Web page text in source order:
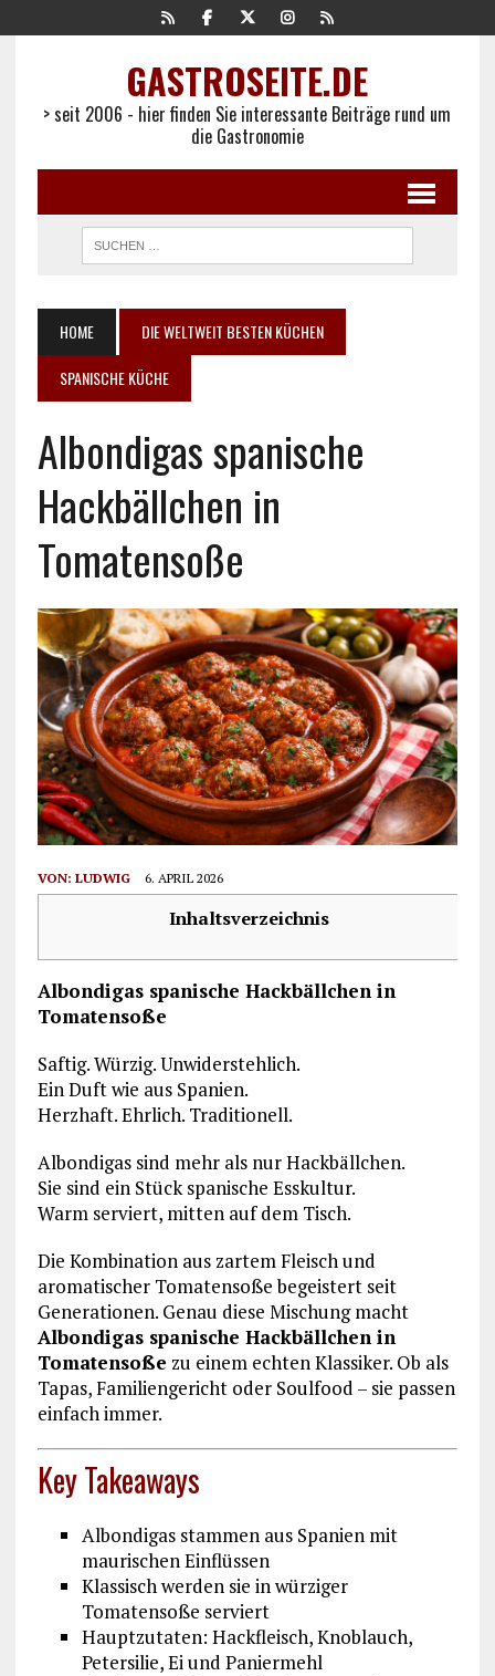
GASTROSEITE.DE
> seit 2006 - hier finden Sie interessante Beiträge rund um
die Gastronomie
HOME
DIE WELTWEIT BESTEN KÜCHEN
SPANISCHE KÜCHE
Albondigas spanische
Hackbällchen in
Tomatensoße
VON: LUDWIG 6. APRIL 2026
Inhaltsverzeichnis
Albondigas spanische Hackbällchen in
Tomatensoße
Saftig. Würzig. Unwiderstehlich.
Ein Duft wie aus Spanien.
Herzhaft. Ehrlich. Traditionell.
Albondigas sind mehr als nur Hackbällchen.
Sie sind ein Stück spanische Esskultur.
Warm serviert, mitten auf dem Tisch.
Die Kombination aus zartem Fleisch und
aromatischer Tomatensoße begeistert seit
Generationen. Genau diese Mischung macht
Albondigas spanische Hackbällchen in
Tomatensoße zu einem echten Klassiker. Ob als
Tapas, Familiengericht oder Soulfood – sie passen
einfach immer.
Key Takeaways
Albondigas stammen aus Spanien mit
maurischen Einflüssen
Klassisch werden sie in würziger
Tomatensoße serviert
Hauptzutaten: Hackfleisch, Knoblauch,
Petersilie, Ei und Paniermehl